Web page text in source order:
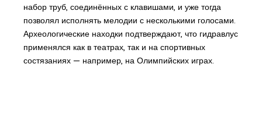
набор труб, соединённых с клавишами, и уже тогда
позволял исполнять мелодии с несколькими голосами.
Археологические находки подтверждают, что гидравлус
применялся как в театрах, так и на спортивных
состязаниях — например, на Олимпийских играх.